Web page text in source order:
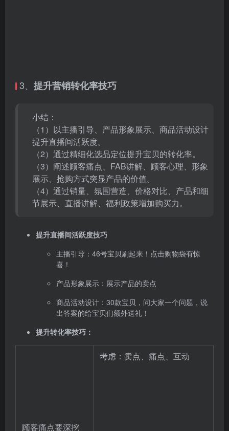
3、 提升营销转化率技巧
小结：
（1）以主播引导、产品形象展示、商品活动设计
提升直播间活跃度。
（2）通过精细化选品定位提升宝贝的转化率。
（3）阐述顾客痛点、FAB讲解、顾客心理、形象
展示、抢购方式突显产品的价值。
（4）通过销量、氛围营造、价格对比、产品和细
节展示、直播讲解、福利政策增加购买力。
提升直播间活跃度技巧
主播引导：46号宝贝刷起来！点击购物袋有惊
喜！
产品形象展示：展示产品的卖点
商品活动设计：30款宝贝，问大家一个问题，说
出答案的给宝贝们额外送礼！
提升转化率技巧：
顾客痛点要深挖
考虑：卖点、痛点、互动